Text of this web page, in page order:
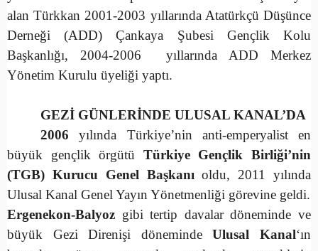
alan Türkkan 2001-2003 yıllarında Atatürkçü Düşünce
Derneği (ADD) Çankaya Şubesi Gençlik Kolu
Başkanlığı, 2004-2006 yıllarında ADD Merkez
Yönetim Kurulu üyeliği yaptı.
GEZİ GÜNLERİNDE ULUSAL KANAL’DA
2006 yılında Türkiye’nin anti-emperyalist en
büyük gençlik örgütü Türkiye Gençlik Birliği’nin
(TGB) Kurucu Genel Başkanı oldu, 2011 yılında
Ulusal Kanal Genel Yayın Yönetmenliği görevine geldi.
Ergenekon-Balyoz gibi tertip davalar döneminde ve
büyük Gezi Direnişi dönemindeUlusal Kanal‘ın